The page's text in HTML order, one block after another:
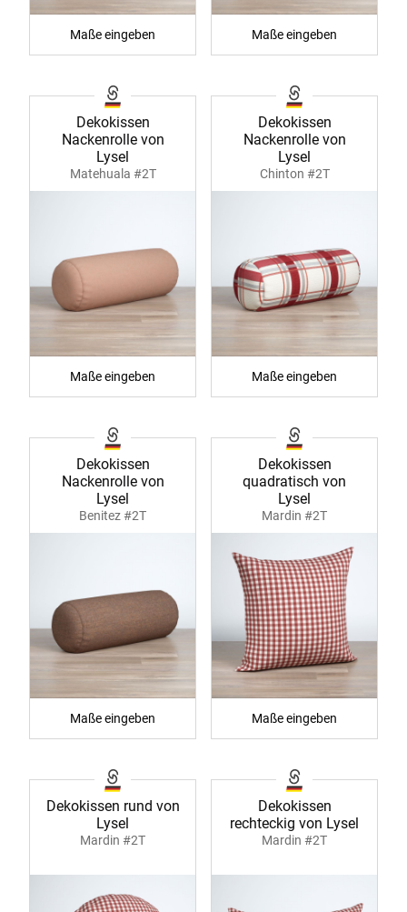
Maße eingeben Maße eingeben
Dekokissen
Nackenrolle von
Lysel
Matehuala #2T
Maße eingeben
Dekokissen
Nackenrolle von
Lysel
Chinton #2T
Maße eingeben
Dekokissen
Nackenrolle von
Lysel
Benitez #2T
Maße eingeben
Dekokissen
quadratisch von
Lysel
Mardin #2T
Maße eingeben
Dekokissen rund von
Lysel
Mardin #2T
Dekokissen
rechteckig von Lysel
Mardin #2T